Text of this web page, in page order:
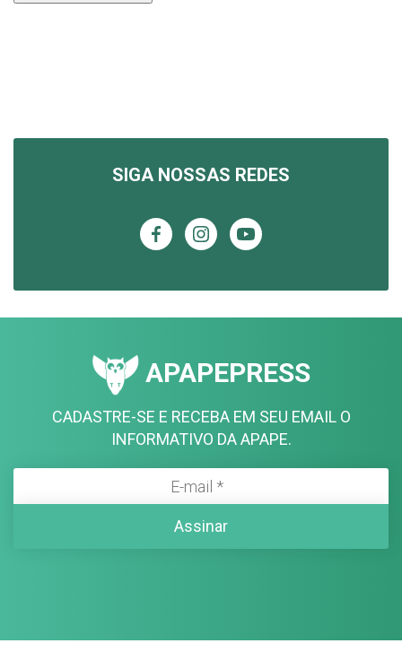
SIGA NOSSAS REDES
APAPEPRESS
CADASTRE-SE E RECEBA EM SEU EMAIL O
INFORMATIVO DA APAPE.